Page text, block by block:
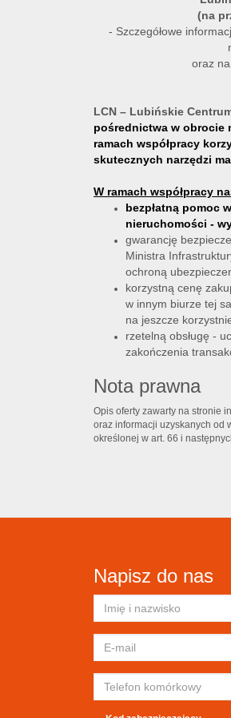
(na
- Szczegółowe
oraz
LCN – Lubińskie
pośrednictwa w obrocie
ramach współpracy
skutecznych narzędzi
W ramach współpracy
bezpłatną pomoc
nieruchomości -
gwarancję
Ministra
ochroną
korzystną cenę
w innym biurze tej
na jeszcze
rzetelną obsługę -
zakończenia
Nota prawna
Opis oferty zawarty na stronie
oraz informacji uzyskanych od
określonej w art. 66 i
Napisz do nas